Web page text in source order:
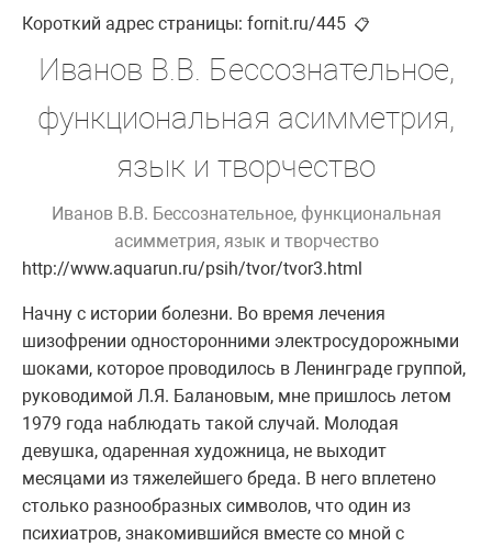
Короткий адрес страницы: fornit.ru/445 📋
Иванов В.В. Бессознательное,
функциональная асимметрия,
язык и творчество
Иванов В.В. Бессознательное, функциональная
асимметрия, язык и творчество
http://www.aquarun.ru/psih/tvor/tvor3.html
Начну с истории болезни. Во время лечения
шизофрении односторонними электросудорожными
шоками, которое проводилось в Ленинграде группой,
руководимой Л.Я. Балановым, мне пришлось летом
1979 года наблюдать такой случай. Молодая
девушка, одаренная художница, не выходит
месяцами из тяжелейшего бреда. В него вплетено
столько разнообразных символов, что один из
психиатров, знакомившийся вместе со мной с